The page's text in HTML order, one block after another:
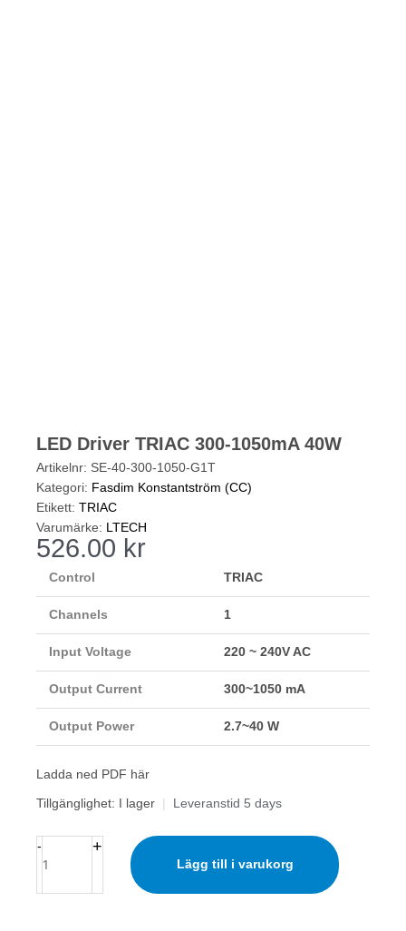
LED Driver TRIAC 300-1050mA 40W
Artikelnr: SE-40-300-1050-G1T
Kategori: Fasdim Konstantström (CC)
Etikett: TRIAC
Varumärke: LTECH
526.00 kr
Control TRIAC
Channels 1
Input Voltage 220 ~ 240V AC
Output Current 300~1050 mA
Output Power 2.7~40 W
Ladda ned PDF här
Tillgänglighet: I lager | Leveranstid 5 days
-
LED
300-
+
Lägg till i varukorg